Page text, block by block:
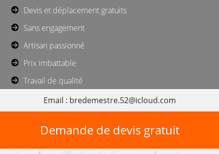
Devis et déplacement gratuits
Sans engagement
Artisan passionné
Prix imbattable
Travail de qualité
Email : bredemestre.52@icloud.com
Demande de devis gratuit